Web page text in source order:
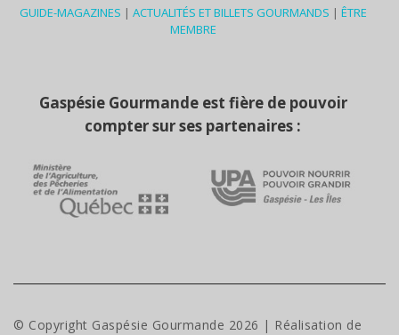
GUIDE-MAGAZINES | ACTUALITÉS ET BILLETS GOURMANDS | ÊTRE
MEMBRE
Gaspésie Gourmande est fière de pouvoir
compter sur ses partenaires :
© Copyright Gaspésie Gourmande 2026 | Réalisation de